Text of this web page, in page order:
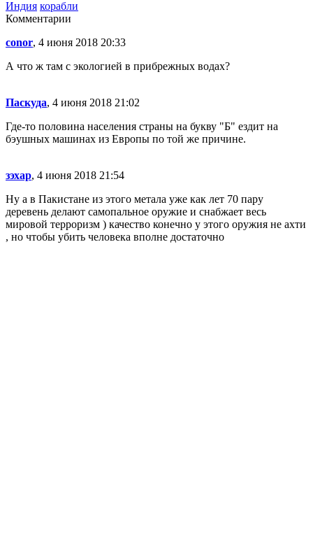
Индия корабли
Комментарии
conor, 4 июня 2018 20:33
А что ж там с экологией в прибрежных водах?
Паскуда, 4 июня 2018 21:02
Где-то половина населения страны на букву "Б" ездит на
бэушных машинах из Европы по той же причине.
зэхар, 4 июня 2018 21:54
Ну а в Пакистане из этого метала уже как лет 70 пару
деревень делают самопальное оружие и снабжает весь
мировой терроризм ) качество конечно у этого оружия не ахти
, но чтобы убить человека вполне достаточно